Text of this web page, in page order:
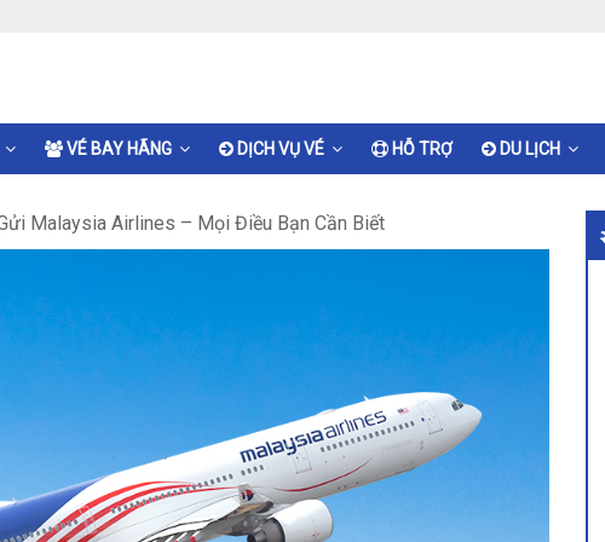
VÉ BAY HÃNG DỊCH VỤ VÉ HỖ TRỢ DU LỊCH
Malaysia Airlines – Mọi Điều Bạn Cần Biết